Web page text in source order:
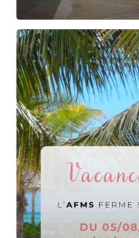
Fermeture
estivale
de
l’AFMS
–
Congés
du
5
au
16
août
inclus
!
☀️